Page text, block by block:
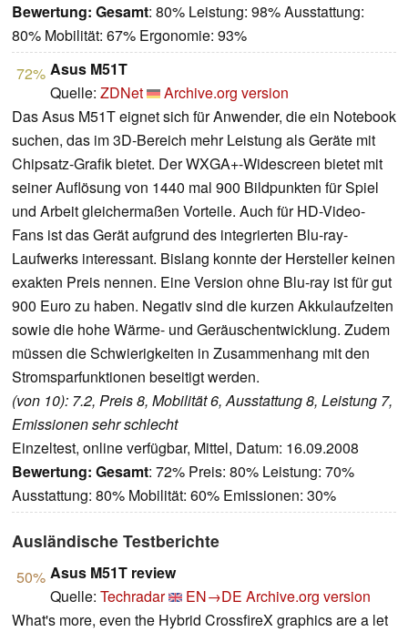
Bewertung: Gesamt: 80% Leistung: 98% Ausstattung:
80% Mobilität: 67% Ergonomie: 93%
72% Asus M51T
Quelle: ZDNet
Archive.org version
Das Asus M51T eignet sich für Anwender, die ein Notebook
suchen, das im 3D-Bereich mehr Leistung als Geräte mit
Chipsatz-Grafik bietet. Der WXGA+-Widescreen bietet mit
seiner Auflösung von 1440 mal 900 Bildpunkten für Spiel
und Arbeit gleichermaßen Vorteile. Auch für HD-Video-
Fans ist das Gerät aufgrund des integrierten Blu-ray-
Laufwerks interessant. Bislang konnte der Hersteller keinen
exakten Preis nennen. Eine Version ohne Blu-ray ist für gut
900 Euro zu haben. Negativ sind die kurzen Akkulaufzeiten
sowie die hohe Wärme- und Geräuschentwicklung. Zudem
müssen die Schwierigkeiten in Zusammenhang mit den
Stromsparfunktionen beseitigt werden.
(von 10): 7.2, Preis 8, Mobilität 6, Ausstattung 8, Leistung 7,
Emissionen sehr schlecht
Einzeltest, online verfügbar, Mittel, Datum: 16.09.2008
Bewertung: Gesamt: 72% Preis: 80% Leistung: 70%
Ausstattung: 80% Mobilität: 60% Emissionen: 30%
Ausländische Testberichte
50% Asus M51T review
Quelle: Techradar EN→DE Archive.org version
What's more, even the Hybrid CrossfireX graphics are a let